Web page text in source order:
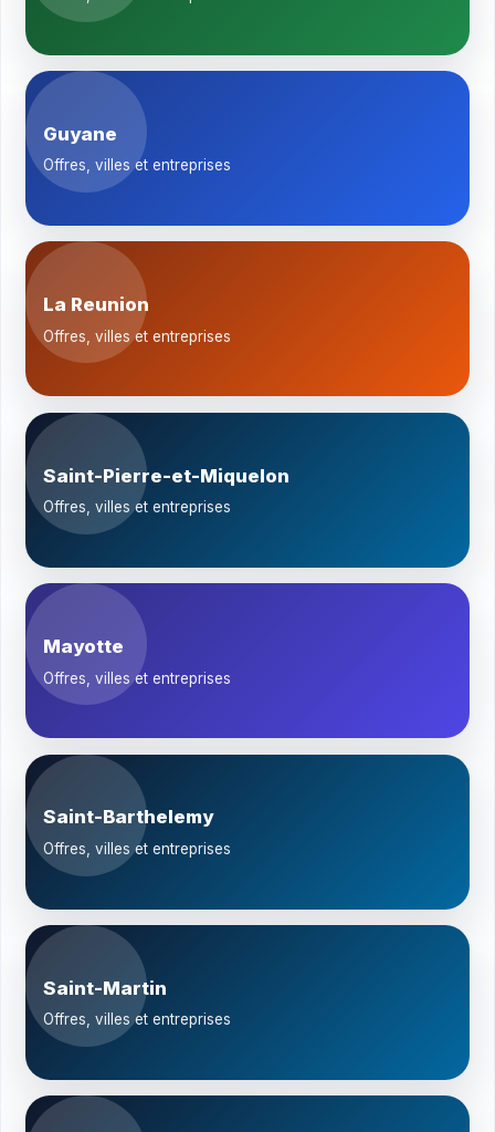
Guyane
Offres, villes et entreprises
La Reunion
Offres, villes et entreprises
Saint-Pierre-et-Miquelon
Offres, villes et entreprises
Mayotte
Offres, villes et entreprises
Saint-Barthelemy
Offres, villes et entreprises
Saint-Martin
Offres, villes et entreprises